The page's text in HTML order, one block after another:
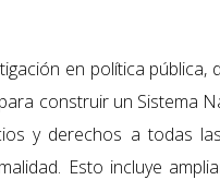
en política pública,
construir un Sistema
y derechos a todas
Esto incluye